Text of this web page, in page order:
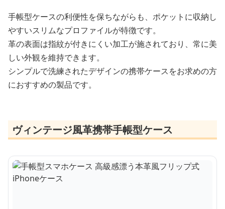
手帳型ケースの利便性を保ちながらも、ポケットに収納し
やすいスリムなプロファイルが特徴です。
革の表面は指紋が付きにくい加工が施されており、常に美
しい外観を維持できます。
シンプルで洗練されたデザインの携帯ケースをお求めの方
におすすめの製品です。
ヴィンテージ風革携帯手帳型ケース